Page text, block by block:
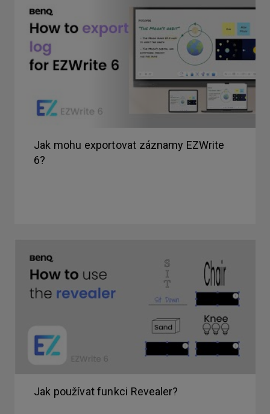
Jak mohu exportovat záznamy EZWrite
6?
Jak používat funkci Revealer?